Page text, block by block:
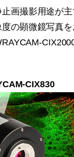
画撮影用途が
の顕微鏡写真
CIX830